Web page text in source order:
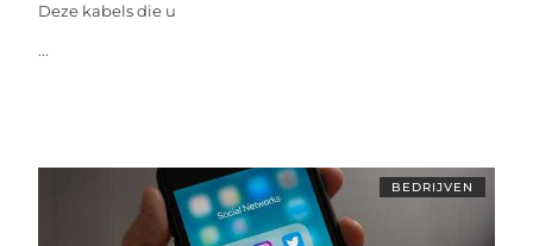
Deze kabels die u
...
BEDRIJVEN